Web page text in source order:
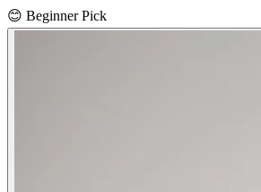
😊 Beginner Pick